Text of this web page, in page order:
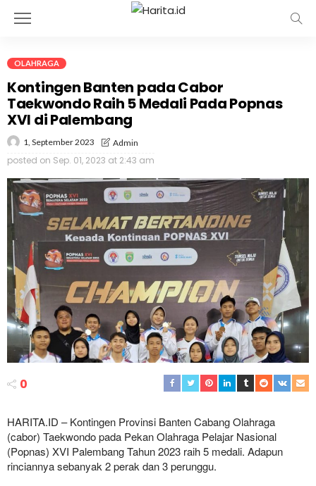
OLAHRAGA
Kontingen Banten pada Cabor
Taekwondo Raih 5 Medali Pada Popnas
XVI di Palembang
1, September 2023 Admin
posted on Sep. 01, 2023 at 2:43 am
0
HARITA.ID – Kontingen Provinsi Banten Cabang Olahraga
(cabor) Taekwondo pada Pekan Olahraga Pelajar Nasional
(Popnas) XVI Palembang Tahun 2023 raih 5 medali. Adapun
rinciannya sebanyak 2 perak dan 3 perunggu.